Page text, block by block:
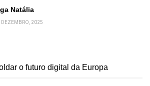
Natália
DEZEMBRO, 2025
o futuro digital da Europa